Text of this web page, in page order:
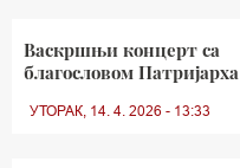
Васкршњи концерт са
благословом Патријарха
УТОРАК, 14. 4. 2026 - 13:33